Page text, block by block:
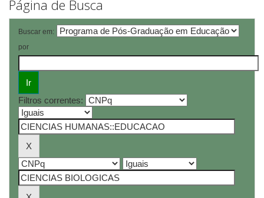
Página de Busca
Buscar em:
por
Filtros correntes: